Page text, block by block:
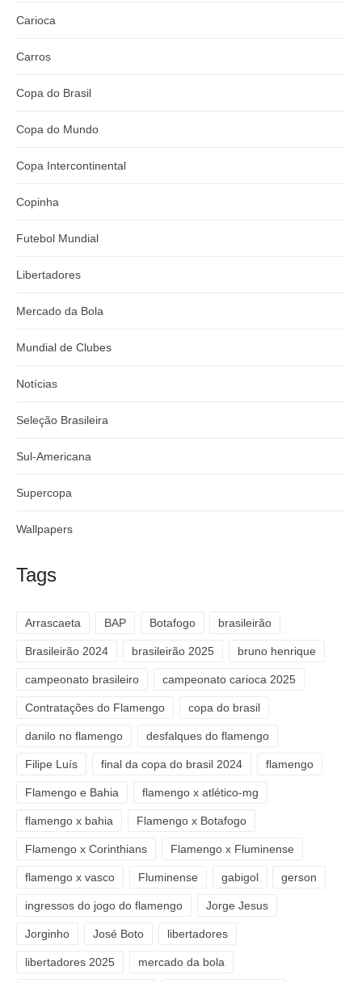
Carioca
Carros
Copa do Brasil
Copa do Mundo
Copa Intercontinental
Copinha
Futebol Mundial
Libertadores
Mercado da Bola
Mundial de Clubes
Notícias
Seleção Brasileira
Sul-Americana
Supercopa
Wallpapers
Tags
Arrascaeta BAP Botafogo brasileirão
Brasileirão 2024 brasileirão 2025 bruno henrique
campeonato brasileiro campeonato carioca 2025
Contratações do Flamengo copa do brasil
danilo no flamengo desfalques do flamengo
Filipe Luís final da copa do brasil 2024 flamengo
Flamengo e Bahia flamengo x atlético-mg
flamengo x bahia Flamengo x Botafogo
Flamengo x Corinthians Flamengo x Fluminense
flamengo x vasco Fluminense gabigol gerson
ingressos do jogo do flamengo Jorge Jesus
Jorginho José Boto libertadores
libertadores 2025 mercado da bola